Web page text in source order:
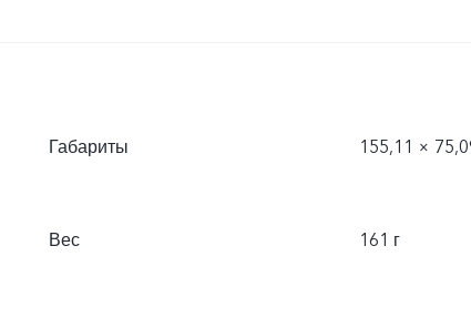
Габариты 155,11 ×
Вес 161 г